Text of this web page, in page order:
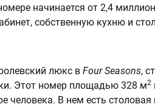
начинается от 2,4
собственную кухню и
люкс в Four Seasons,
Этот номер площадью 328 м2
человека. В нем есть столовая